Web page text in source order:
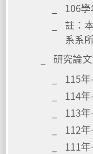
106
註：
系系
研究論
115
114
113
112
111